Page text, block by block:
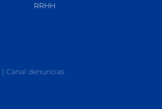
RRHH
| Canal denuncias